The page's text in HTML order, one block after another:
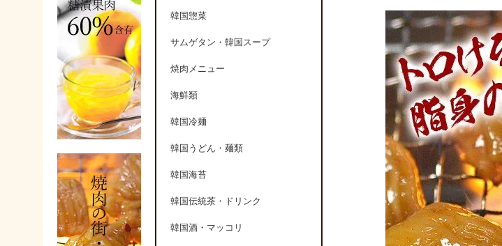
韓国惣菜
サムゲタン・韓国スープ
焼肉メニュー
海鮮類
韓国冷麺
韓国うどん・麺類
韓国海苔
韓国伝統茶・ドリンク
韓国酒・マッコリ